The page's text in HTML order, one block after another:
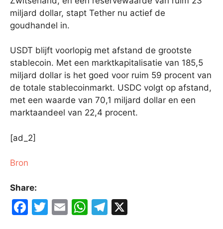
miljard dollar, stapt Tether nu actief de
goudhandel in.
USDT blijft voorlopig met afstand de grootste
stablecoin. Met een marktkapitalisatie van 185,5
miljard dollar is het goed voor ruim 59 procent van
de totale stablecoinmarkt. USDC volgt op afstand,
met een waarde van 70,1 miljard dollar en een
marktaandeel van 22,4 procent.
[ad_2]
Bron
Share:
F
T
E
W T